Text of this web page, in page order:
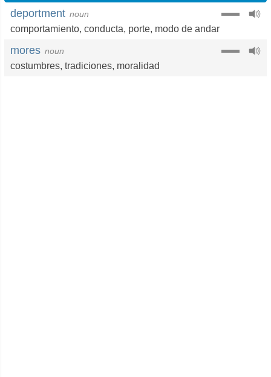
deportment noun
comportamiento, conducta, porte, modo de andar
mores noun
costumbres, tradiciones, moralidad